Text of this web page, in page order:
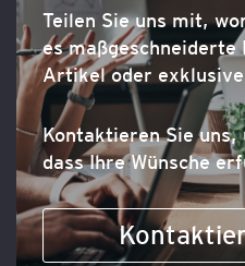
Teilen Sie uns mit,
es
Artikel oder
Kontaktieren Sie uns,
dass Ihre Wünsche